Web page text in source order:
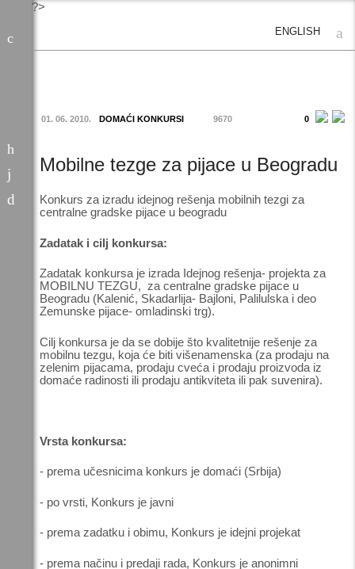
?>
ENGLISH
01. 06. 2010. DOMAĆI KONKURSI 9670 0
Mobilne tezge za pijace u Beogradu
Konkurs za izradu idejnog rešenja mobilnih tezgi za
centralne gradske pijace u beogradu
Zadatak i cilj konkursa:
Zadatak konkursa je izrada Idejnog rešenja- projekta za
MOBILNU TEZGU, za centralne gradske pijace u
Beogradu (Kalenić, Skadarlija- Bajloni, Palilulska i deo
Zemunske pijace- omladinski trg).
Cilj konkursa je da se dobije što kvalitetnije rešenje za
mobilnu tezgu, koja će biti višenamenska (za prodaju na
zelenim pijacama, prodaju cveća i prodaju proizvoda iz
domaće radinosti ili prodaju antikviteta ili pak suvenira).
Vrsta konkursa:
- prema učesnicima konkurs je domaći (Srbija)
- po vrsti, Konkurs je javni
- prema zadatku i obimu, Konkurs je idejni projekat
- prema načinu i predaji rada, Konkurs je anonimni